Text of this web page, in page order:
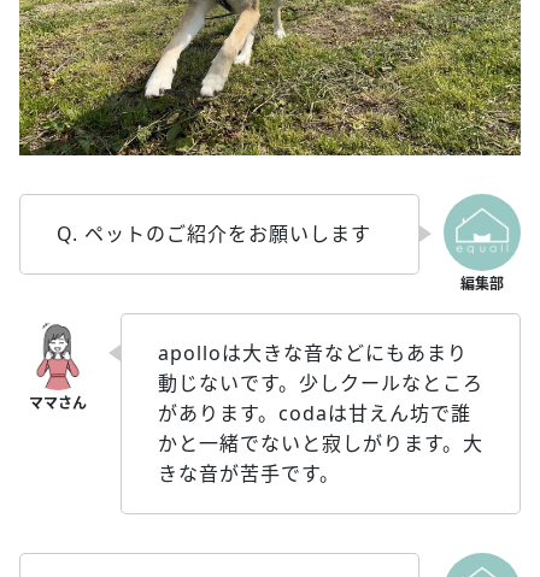
Q. ペットのご紹介をお願いします
apolloは大きな音などにもあまり
動じないです。少しクールなところ
があります。codaは甘えん坊で誰
かと一緒でないと寂しがります。大
きな音が苦手です。